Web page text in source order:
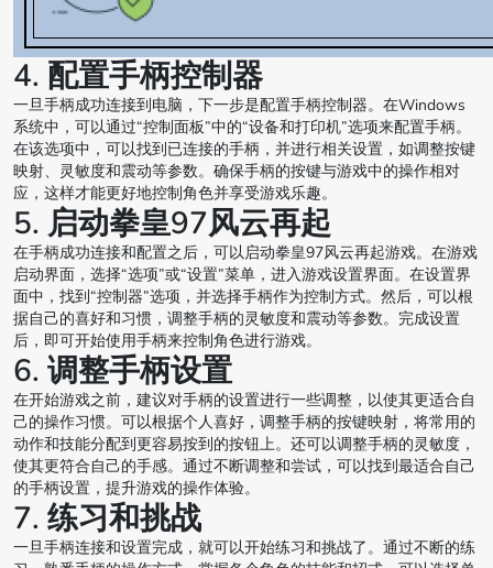
4. 配置手柄控制器
一旦手柄成功连接到电脑，下一步是配置手柄控制器。在Windows
系统中，可以通过“控制面板”中的“设备和打印机”选项来配置手柄。
在该选项中，可以找到已连接的手柄，并进行相关设置，如调整按键
映射、灵敏度和震动等参数。确保手柄的按键与游戏中的操作相对
应，这样才能更好地控制角色并享受游戏乐趣。
5. 启动拳皇97风云再起
在手柄成功连接和配置之后，可以启动拳皇97风云再起游戏。在游戏
启动界面，选择“选项”或“设置”菜单，进入游戏设置界面。在设置界
面中，找到“控制器”选项，并选择手柄作为控制方式。然后，可以根
据自己的喜好和习惯，调整手柄的灵敏度和震动等参数。完成设置
后，即可开始使用手柄来控制角色进行游戏。
6. 调整手柄设置
在开始游戏之前，建议对手柄的设置进行一些调整，以使其更适合自
己的操作习惯。可以根据个人喜好，调整手柄的按键映射，将常用的
动作和技能分配到更容易按到的按钮上。还可以调整手柄的灵敏度，
使其更符合自己的手感。通过不断调整和尝试，可以找到最适合自己
的手柄设置，提升游戏的操作体验。
7. 练习和挑战
一旦手柄连接和设置完成，就可以开始练习和挑战了。通过不断的练